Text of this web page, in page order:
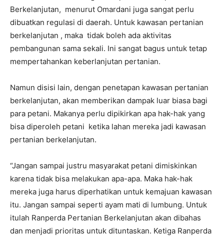
Berkelanjutan, menurut Omardani juga sangat perlu
dibuatkan regulasi di daerah. Untuk kawasan pertanian
berkelanjutan , maka tidak boleh ada aktivitas
pembangunan sama sekali. Ini sangat bagus untuk tetap
mempertahankan keberlanjutan pertanian.
Namun disisi lain, dengan penetapan kawasan pertanian
berkelanjutan, akan memberikan dampak luar biasa bagi
para petani. Makanya perlu dipikirkan apa hak-hak yang
bisa diperoleh petani ketika lahan mereka jadi kawasan
pertanian berkelanjutan.
“Jangan sampai justru masyarakat petani dimiskinkan
karena tidak bisa melakukan apa-apa. Maka hak-hak
mereka juga harus diperhatikan untuk kemajuan kawasan
itu. Jangan sampai seperti ayam mati di lumbung. Untuk
itulah Ranperda Pertanian Berkelanjutan akan dibahas
dan menjadi prioritas untuk dituntaskan. Ketiga Ranperda